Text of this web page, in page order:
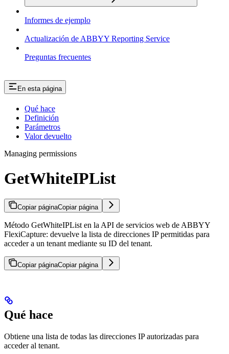
Informes de ejemplo
Actualización de ABBYY Reporting Service
Preguntas frecuentes
En esta página
Qué hace
Definición
Parámetros
Valor devuelto
Managing permissions
GetWhiteIPList
Copiar páginaCopiar página
Método GetWhiteIPList en la API de servicios web de ABBYY
FlexiCapture: devuelve la lista de direcciones IP permitidas para
acceder a un tenant mediante su ID del tenant.
Copiar páginaCopiar página
Qué hace
Obtiene una lista de todas las direcciones IP autorizadas para
acceder al tenant.